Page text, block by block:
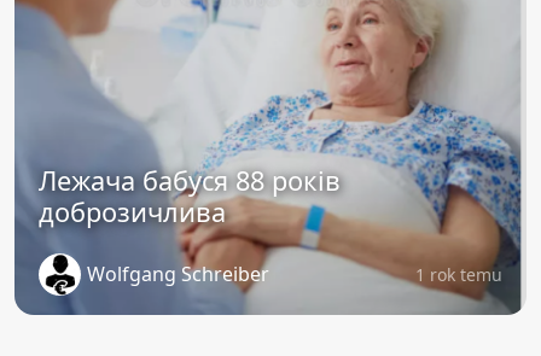
Лежача бабуся 88 років
доброзичлива
Wolfgang Schreiber 1 rok temu